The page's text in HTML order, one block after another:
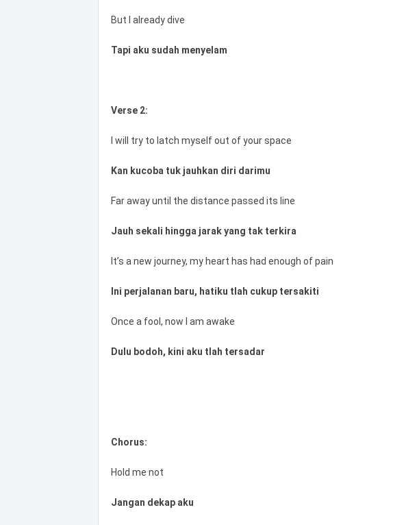
But I already dive
Tapi aku sudah menyelam
Verse 2:
I will try to latch myself out of your space
Kan kucoba tuk jauhkan diri darimu
Far away until the distance passed its line
Jauh sekali hingga jarak yang tak terkira
It’s a new journey, my heart has had enough of pain
Ini perjalanan baru, hatiku tlah cukup tersakiti
Once a fool, now I am awake
Dulu bodoh, kini aku tlah tersadar
Chorus:
Hold me not
Jangan dekap aku